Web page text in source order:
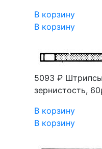
В корзину
В корзину
5093 ₽
зернистость,
В корзину
В корзину